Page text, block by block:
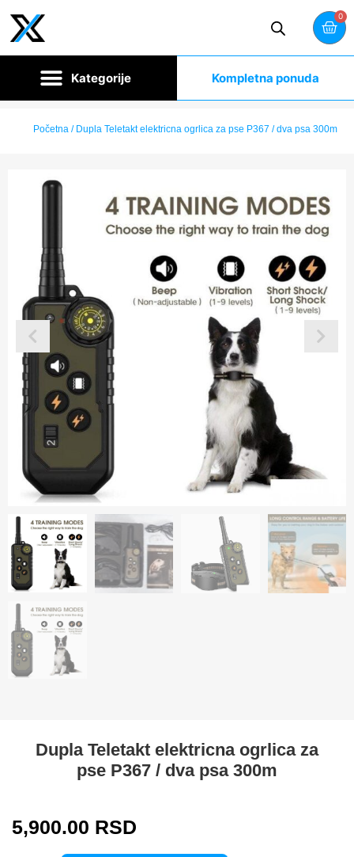
0
Kompletna ponuda
Početna/ Dupla Teletakt elektricna ogrlica za pse P367 / dva psa 300m
Dupla Teletakt elektricna ogrlica za
pse P367 / dva psa 300m
5,900.00 RSD